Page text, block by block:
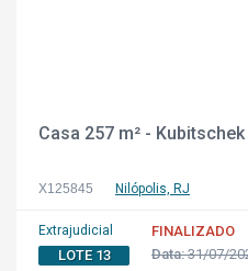
Casa 257 m² -
X125845 Nilópolis, RJ
Extrajudicial
LOTE 13
FINALIZADO
Data:31/07/